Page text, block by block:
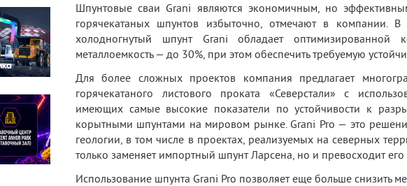
Шпунтовые сваи Grani являются экономичным, но
горячекатаных шпунтов избыточно, отмечают в компании.
холодногнутый шпунт Grani обладает оптимизированной
металлоемкость — до 30%, при этом обеспечить требуемую
Для более сложных проектов компания предлагает
горячекатаного листового проката «Северстали» с
имеющих самые высокие показатели по устойчивости к
корытными шпунтами на мировом рынке. Grani Pro — это
геологии, в том числе в проектах, реализуемых на северных
только заменяет импортный шпунт Ларсена, но и превосходит его
Использование шпунта Grani Pro позволяет еще больше снизить